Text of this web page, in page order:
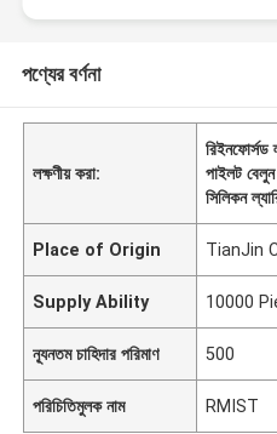
পণ্যের বর্ণনা
লক্ষণীয় করা:
রিইনফোর্সড
পাইলট
সিলিকন
Place of Origin TianJin
Supply Ability 10000
ন্যূনতম চাহিদার পরিমাণ 500
পরিচিতিমুলক নাম RMIST